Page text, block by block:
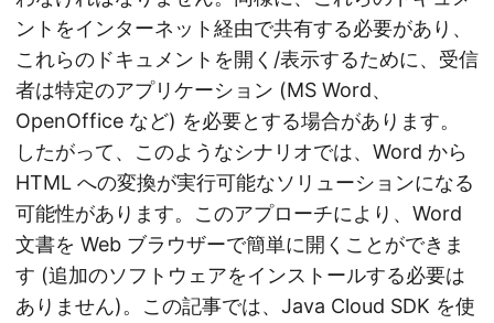
ントをインターネット経由で共有する必要があり、
これらのドキュメントを開く/表示するために、受信
者は特定のアプリケーション (MS Word、
OpenOffice など) を必要とする場合があります。
したがって、このようなシナリオでは、Word から
HTML への変換が実行可能なソリューションになる
可能性があります。このアプローチにより、Word
文書を Web ブラウザーで簡単に開くことができま
す (追加のソフトウェアをインストールする必要は
ありません)。この記事では、Java Cloud SDK を使